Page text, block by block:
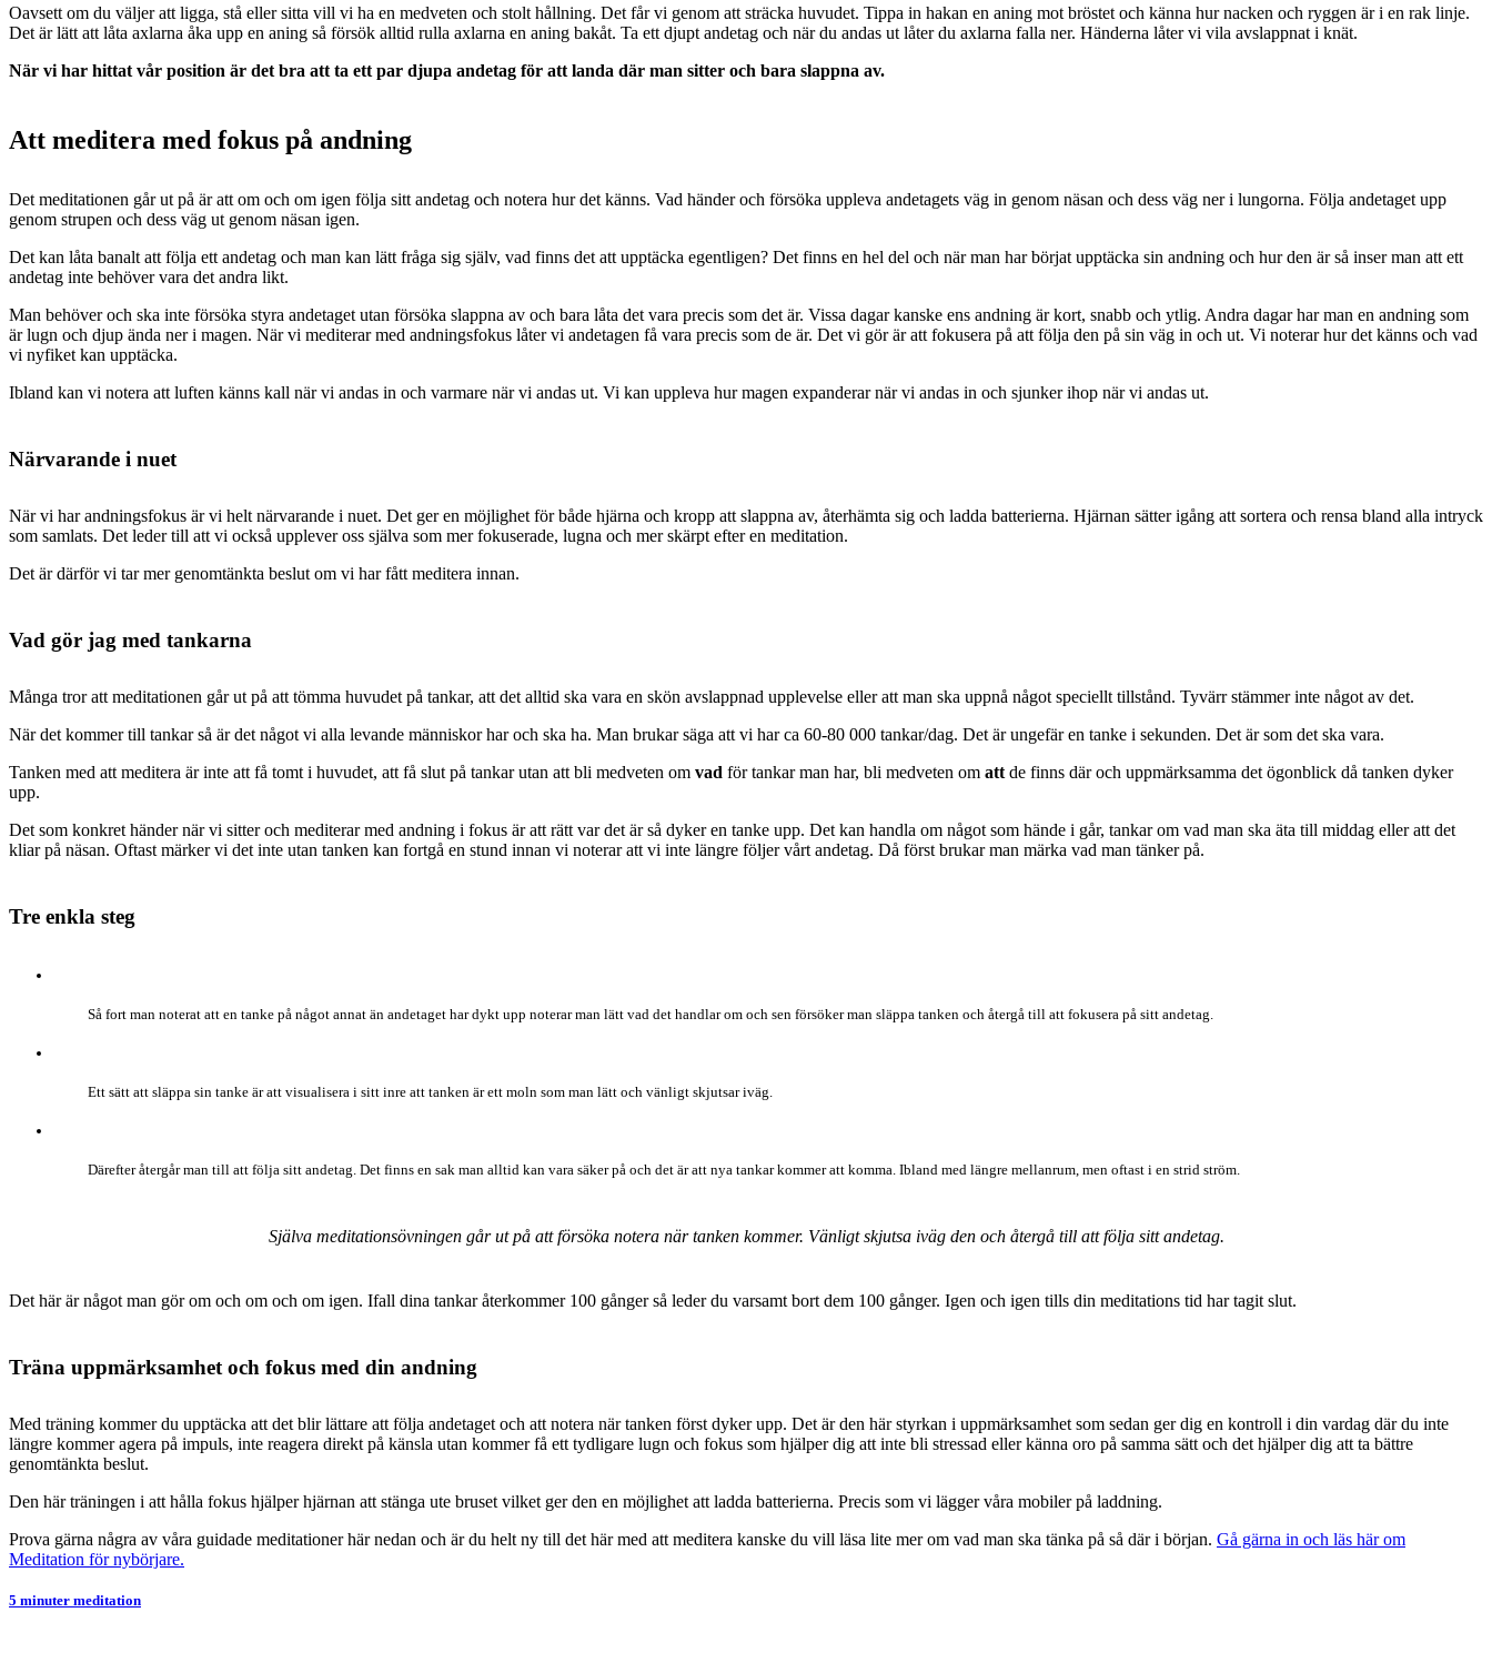
Oavsett om du väljer att ligga, stå eller sitta vill vi ha en medveten och stolt hållning. Det får vi genom att sträcka huvudet. Tippa in hakan en aning mot bröstet och känna hur nacken och ryggen är i en rak linje.
Det är lätt att låta axlarna åka upp en aning så försök alltid rulla axlarna en aning bakåt. Ta ett djupt andetag och när du andas ut låter du axlarna falla ner. Händerna låter vi vila avslappnat i knät.
När vi har hittat vår position är det bra att ta ett par djupa andetag för att landa där man sitter och bara slappna av.
Att meditera med fokus på andning
Det meditationen går ut på är att om och om igen följa sitt andetag och notera hur det känns. Vad händer och försöka uppleva andetagets väg in genom näsan och dess väg ner i lungorna. Följa andetaget upp
genom strupen och dess väg ut genom näsan igen.
Det kan låta banalt att följa ett andetag och man kan lätt fråga sig själv, vad finns det att upptäcka egentligen? Det finns en hel del och när man har börjat upptäcka sin andning och hur den är så inser man att ett
andetag inte behöver vara det andra likt.
Man behöver och ska inte försöka styra andetaget utan försöka slappna av och bara låta det vara precis som det är. Vissa dagar kanske ens andning är kort, snabb och ytlig. Andra dagar har man en andning som
är lugn och djup ända ner i magen. När vi mediterar med andningsfokus låter vi andetagen få vara precis som de är. Det vi gör är att fokusera på att följa den på sin väg in och ut. Vi noterar hur det känns och vad
vi nyfiket kan upptäcka.
Ibland kan vi notera att luften känns kall när vi andas in och varmare när vi andas ut. Vi kan uppleva hur magen expanderar när vi andas in och sjunker ihop när vi andas ut.
Närvarande i nuet
När vi har andningsfokus är vi helt närvarande i nuet. Det ger en möjlighet för både hjärna och kropp att slappna av, återhämta sig och ladda batterierna. Hjärnan sätter igång att sortera och rensa bland alla intryck
som samlats. Det leder till att vi också upplever oss själva som mer fokuserade, lugna och mer skärpt efter en meditation.
Det är därför vi tar mer genomtänkta beslut om vi har fått meditera innan.
Vad gör jag med tankarna
Många tror att meditationen går ut på att tömma huvudet på tankar, att det alltid ska vara en skön avslappnad upplevelse eller att man ska uppnå något speciellt tillstånd. Tyvärr stämmer inte något av det.
När det kommer till tankar så är det något vi alla levande människor har och ska ha. Man brukar säga att vi har ca 60-80 000 tankar/dag. Det är ungefär en tanke i sekunden. Det är som det ska vara.
Tanken med att meditera är inte att få tomt i huvudet, att få slut på tankar utan att bli medveten om vad för tankar man har, bli medveten om att de finns där och uppmärksamma det ögonblick då tanken dyker
upp.
Det som konkret händer när vi sitter och mediterar med andning i fokus är att rätt var det är så dyker en tanke upp. Det kan handla om något som hände i går, tankar om vad man ska äta till middag eller att det
kliar på näsan. Oftast märker vi det inte utan tanken kan fortgå en stund innan vi noterar att vi inte längre följer vårt andetag. Då först brukar man märka vad man tänker på.
Tre enkla steg
Så fort man noterat att en tanke på något annat än andetaget har dykt upp noterar man lätt vad det handlar om och sen försöker man släppa tanken och återgå till att fokusera på sitt andetag.
Ett sätt att släppa sin tanke är att visualisera i sitt inre att tanken är ett moln som man lätt och vänligt skjutsar iväg.
Därefter återgår man till att följa sitt andetag. Det finns en sak man alltid kan vara säker på och det är att nya tankar kommer att komma. Ibland med längre mellanrum, men oftast i en strid ström.
Själva meditationsövningen går ut på att försöka notera när tanken kommer. Vänligt skjutsa iväg den och återgå till att följa sitt andetag.
Det här är något man gör om och om och om igen. Ifall dina tankar återkommer 100 gånger så leder du varsamt bort dem 100 gånger. Igen och igen tills din meditations tid har tagit slut.
Träna uppmärksamhet och fokus med din andning
Med träning kommer du upptäcka att det blir lättare att följa andetaget och att notera när tanken först dyker upp. Det är den här styrkan i uppmärksamhet som sedan ger dig en kontroll i din vardag där du inte
längre kommer agera på impuls, inte reagera direkt på känsla utan kommer få ett tydligare lugn och fokus som hjälper dig att inte bli stressad eller känna oro på samma sätt och det hjälper dig att ta bättre
genomtänkta beslut.
Den här träningen i att hålla fokus hjälper hjärnan att stänga ute bruset vilket ger den en möjlighet att ladda batterierna. Precis som vi lägger våra mobiler på laddning.
Prova gärna några av våra guidade meditationer här nedan och är du helt ny till det här med att meditera kanske du vill läsa lite mer om vad man ska tänka på så där i början. Gå gärna in och läs här om
Meditation för nybörjare.
5 minuter meditation